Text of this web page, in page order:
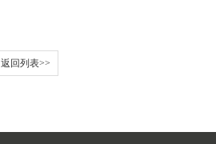
返回列表>>